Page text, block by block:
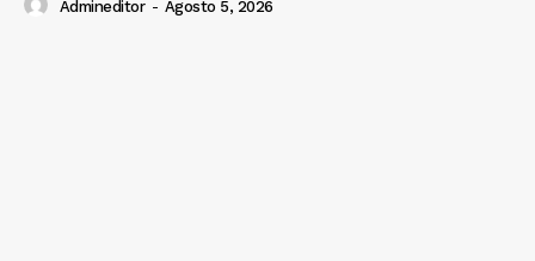
Admineditor - Agosto 5, 2026